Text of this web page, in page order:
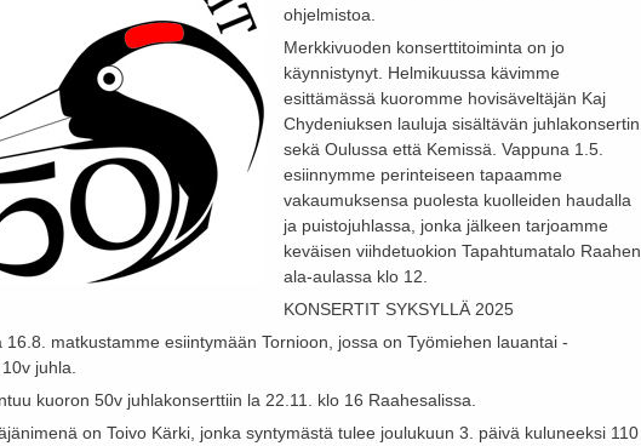
ohjelmistoa.
Merkkivuoden konserttitoiminta on jo
käynnistynyt. Helmikuussa kävimme
esittämässä kuoromme hovisäveltäjän Kaj
Chydeniuksen lauluja sisältävän juhlakonsertin
sekä Oulussa että Kemissä. Vappuna 1.5.
esiinnymme perinteiseen tapaamme
vakaumuksensa puolesta kuolleiden haudalla
ja puistojuhlassa, jonka jälkeen tarjoamme
keväisen viihdetuokion Tapahtumatalo Raahen
ala-aulassa klo 12.
KONSERTIT SYKSYLLÄ 2025
16.8. matkustamme esiintymään Tornioon, jossa on Työmiehen lauantai -
juhla.
kuoron 50v juhlakonserttiin la 22.11. klo 16 Raahesalissa.
on Toivo Kärki, jonka syntymästä tulee joulukuun 3. päivä kuluneeksi 110